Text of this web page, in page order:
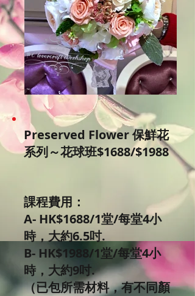
Preserved Flower 保鮮花
系列～花球班$1688/$1988
課程費用：
A- HK$1688/1堂/每堂4小
時，大約6.5吋.
B- HK$1988/1堂/每堂4小
時，大約9吋.
（已包所需材料，有不同顏